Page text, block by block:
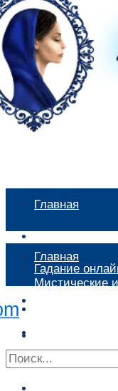
Главная
Гадание
Контакты
Главная
Мистические
Сонник